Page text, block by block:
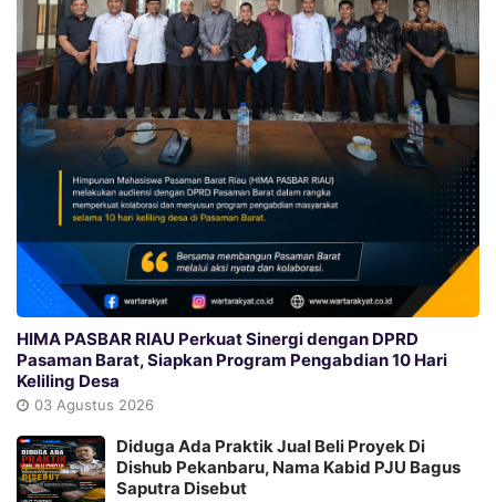
HIMA PASBAR RIAU Perkuat Sinergi dengan DPRD
Pasaman Barat, Siapkan Program Pengabdian 10 Hari
Keliling Desa
03 Agustus 2026
Diduga Ada Praktik Jual Beli Proyek Di
Dishub Pekanbaru, Nama Kabid PJU Bagus
Saputra Disebut